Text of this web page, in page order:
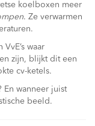
koelboxen meer
. Ze verwarmen
waar
zijn, blijkt dit een
cv-ketels.
En wanneer juist
beeld.